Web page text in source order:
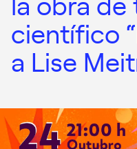
científico
a Lise